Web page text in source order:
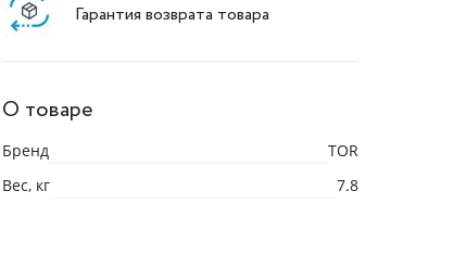
Гарантия возврата товара
О товаре
Бренд
TOR
Вес, кг
7.8